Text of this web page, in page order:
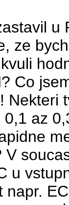
u
ze
Co
Nekteri
az
V
u
napr.